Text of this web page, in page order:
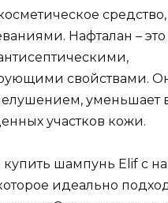
Нафталан –
свойствами.
уменьшает
участков кожи.
шампунь Elif с
идеально